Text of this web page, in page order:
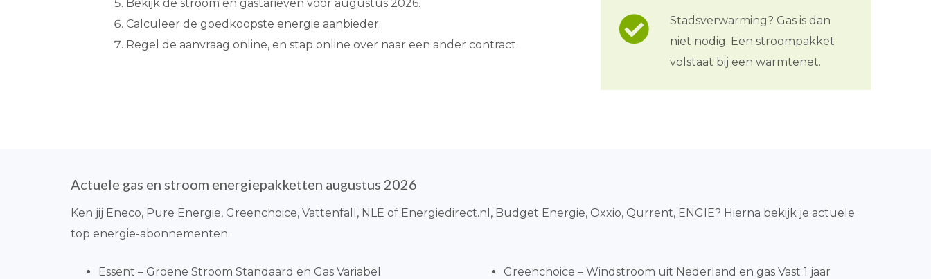
Bekijk de stroom en gastarieven voor augustus 2026.
Calculeer de goedkoopste energie aanbieder.
Regel de aanvraag online, en stap online over naar een ander contract.
Stadsverwarming? Gas is dan
niet nodig. Een stroompakket
volstaat bij een warmtenet.
Actuele gas en stroom energiepakketten augustus 2026
Ken jij Eneco, Pure Energie, Greenchoice, Vattenfall, NLE of Energiedirect.nl, Budget Energie, Oxxio, Qurrent, ENGIE? Hierna bekijk je actuele
top energie-abonnementen.
Essent – Groene Stroom Standaard en Gas Variabel
Greenchoice – Windstroom uit Nederland en gas Vast 1 jaar